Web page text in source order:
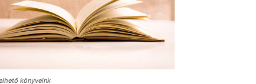
könyveink